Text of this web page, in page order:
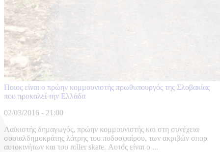
Ποιος είναι ο πρώην κομμουνιστής πρωθυπουργός της Σλοβακίας
που προκαλεί την Ελλάδα
02/03/2016 - 21:00
Λαϊκιστής δημαγωγός, πρώην κομμουνιστής και στη συνέχεια
σοσιαλδημοκράτης λάτρης του ποδοσφαίρου, των ακριβών σπορ
αυτοκινήτων και του roller skate. Αυτός είναι ο ...